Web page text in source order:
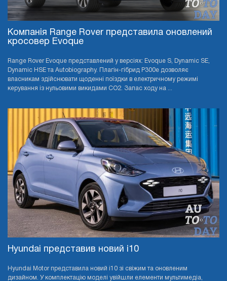
Компанія Range Rover представила оновлений
кросовер Evoque
Range Rover Evoque представлений у версіях: Evoque S, Dynamic SE,
Dynamic HSE та Autobiography. Плагін-гібрид P300e дозволяє
власникам здійснювати щоденні поїздки в електричному режимі
керування із нульовими викидами CO2. Запас ходу на ...
Hyundai представив новий i10
Hyundai Motor представила новий i10 зі свіжим та оновленим
дизайном. У комплектацію моделі увійшли елементи мультимедіа,